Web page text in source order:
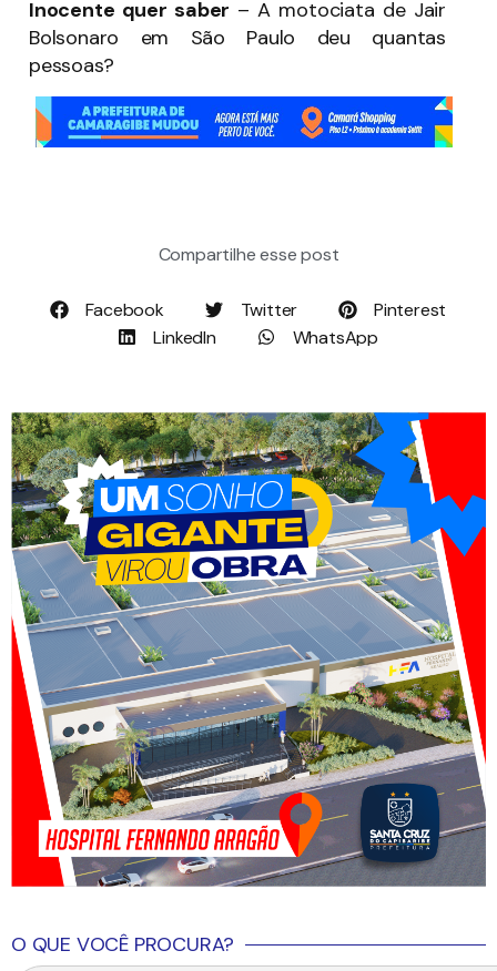
Inocente quer saber – A motociata de Jair
Bolsonaro em São Paulo deu quantas
pessoas?
Compartilhe esse post
Facebook Twitter
Pinterest
LinkedIn
WhatsApp
O QUE VOCÊ PROCURA?